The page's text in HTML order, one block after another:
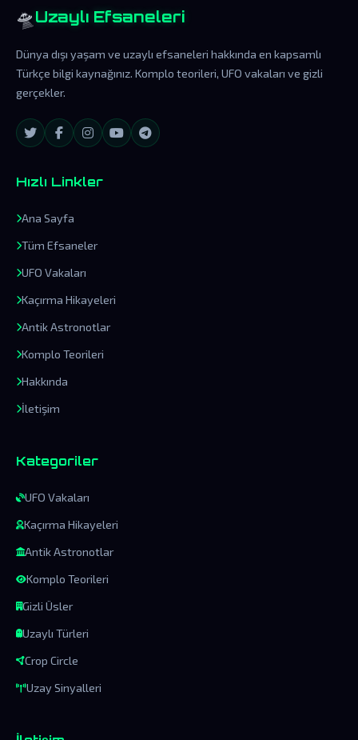
🛸 Uzaylı Efsaneleri
Dünya dışı yaşam ve uzaylı efsaneleri hakkında en kapsamlı
Türkçe bilgi kaynağınız. Komplo teorileri, UFO vakaları ve gizli
gerçekler.
Hızlı Linkler
Ana Sayfa
Tüm Efsaneler
UFO Vakaları
Kaçırma Hikayeleri
Antik Astronotlar
Komplo Teorileri
Hakkında
İletişim
Kategoriler
UFO Vakaları
Kaçırma Hikayeleri
Antik Astronotlar
Komplo Teorileri
Gizli Üsler
Uzaylı Türleri
Crop Circle
Uzay Sinyalleri